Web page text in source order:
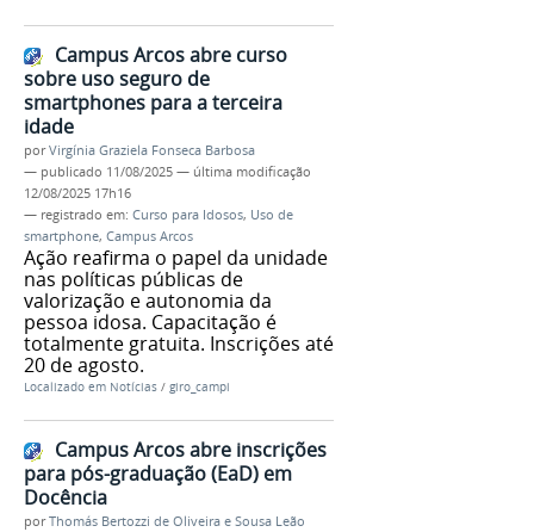
Campus Arcos abre curso
sobre uso seguro de
smartphones para a terceira
idade
porVirgínia Graziela Fonseca Barbosa
— publicado 11/08/2025 — última modificação
12/08/2025 17h16
— registrado em: Curso para Idosos, Uso de
smartphone, Campus Arcos
Ação reafirma o papel da unidade
nas políticas públicas de
valorização e autonomia da
pessoa idosa. Capacitação é
totalmente gratuita. Inscrições até
20 de agosto.
Localizado em Notícias / giro_campi
Campus Arcos abre inscrições
para pós-graduação (EaD) em
Docência
porThomás Bertozzi de Oliveira e Sousa Leão